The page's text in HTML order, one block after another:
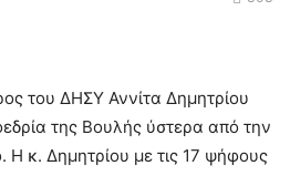
του ΔΗΣΥ Αννίτα Δημητρίου
της Βουλής ύστερα από την
Η κ. Δημητρίου με τις 17 ψήφους